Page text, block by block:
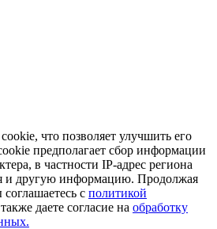
что позволяет улучшить его
предполагает сбор информации
в частности IP-адрес региона
и другую информацию. Продолжая
с политикой
даете согласие на обработку